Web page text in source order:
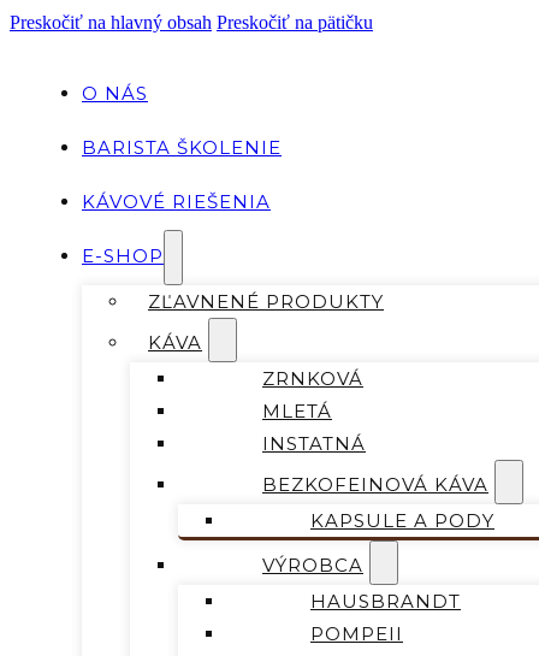
Preskočiť na hlavný obsah Preskočiť na pätičku
O NÁS
BARISTA ŠKOLENIE
KÁVOVÉ RIEŠENIA
E-SHOP
ZĽAVNENÉ PRODUKTY
KÁVA
ZRNKOVÁ
MLETÁ
INSTATNÁ
BEZKOFEINOVÁ KÁVA
KAPSULE A PODY
VÝROBCA
HAUSBRANDT
POMPEII